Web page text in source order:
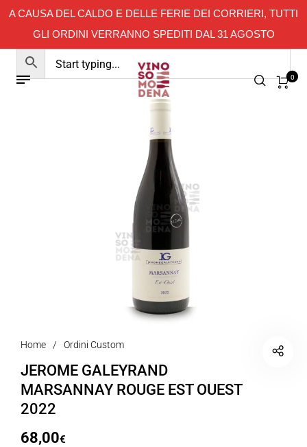
A CAUSA DEL CALDO E DELLE FERIE DEI CORRIERI, TUTTI
GLI ORDINI VERRANNO SPEDITI DAL 31 AGOSTO
0
Home / Ordini Custom
JEROME GALEYRAND
MARSANNAY ROUGE EST OUEST
2022
68,00€